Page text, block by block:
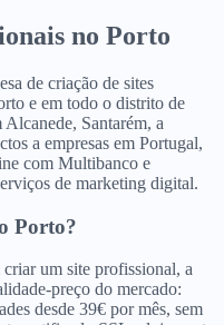
no Porto
de criação de sites
e em todo o distrito de
Santarém, a
a empresas em Portugal,
com Multibanco e
de marketing digital.
Porto?
um site profissional, a
preço do mercado:
desde 39€ por mês, sem